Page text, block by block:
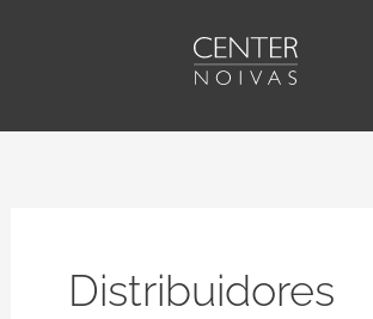
Distribuidores